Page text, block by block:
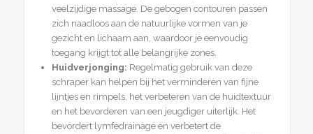
veelzijdige massage. De gebogen contouren passen
zich naadloos aan de natuurlijke vormen van je
gezicht en lichaam aan, waardoor je eenvoudig
toegang krijgt tot alle belangrijke zones.
Huidverjonging: Regelmatig gebruik van deze
schraper kan helpen bij het verminderen van fijne
lijntjes en rimpels, het verbeteren van de huidtextuur
en het bevorderen van een jeugdiger uiterlijk. Het
bevordert lymfedrainage en verbetert de